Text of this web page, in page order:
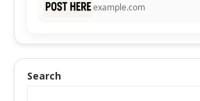
example.com
Search